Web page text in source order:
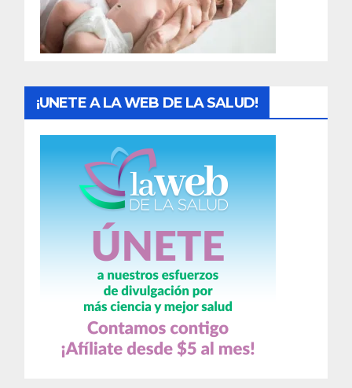
¡UNETE A LA WEB DE LA SALUD!